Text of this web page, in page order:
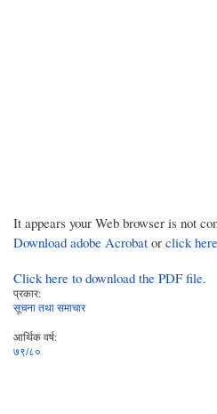
It appears your Web browser is not
Download adobe Acrobat or click
Click here to download the PDF file.
प्रकार:
सूचना तथा समाचार
आर्थिक वर्ष:
७९/८०